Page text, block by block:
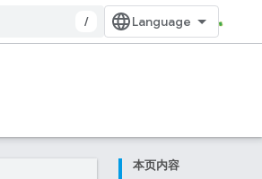
/
本页内容